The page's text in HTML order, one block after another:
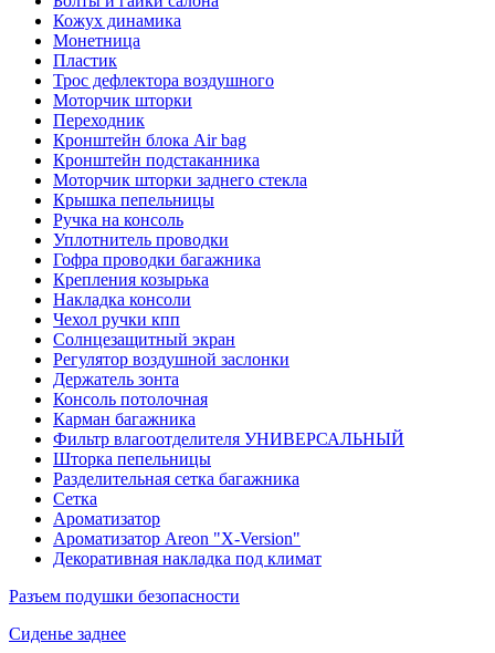
Кожух динамика
Монетница
Пластик
Трос дефлектора воздушного
Моторчик шторки
Переходник
Кронштейн блока Air bag
Кронштейн подстаканника
Моторчик шторки заднего стекла
Крышка пепельницы
Ручка на консоль
Уплотнитель проводки
Гофра проводки багажника
Крепления козырька
Накладка консоли
Чехол ручки кпп
Солнцезащитный экран
Регулятор воздушной заслонки
Держатель зонта
Консоль потолочная
Карман багажника
Фильтр влагоотделителя УНИВЕРСАЛЬНЫЙ
Шторка пепельницы
Разделительная сетка багажника
Сетка
Ароматизатор
Ароматизатор Areon "X-Version"
Декоративная накладка под климат
Разъем подушки безопасности
Сиденье заднее